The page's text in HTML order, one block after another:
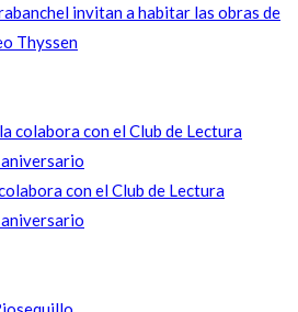
invitan a habitar las obras de
Thyssen
con el Club de Lectura
aniversario